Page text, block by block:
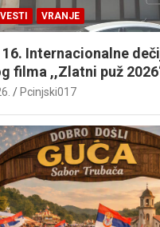
VESTI VRANJE
Internacionalne
filma ,,Zlatni puž
Pcinjski017